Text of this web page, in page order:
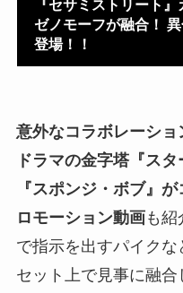
『セサミストリート
ゼノモーフが融合！
登場！！
意外なコラボレーショ
ドラマの金字塔『ス
『スポンジ・ボブ』
ロモーション動画も紹
で指示を出すパイク
セット上で見事に融